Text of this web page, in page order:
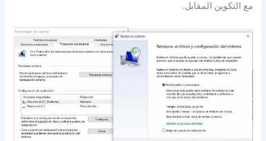
مع التكوين المقابل.